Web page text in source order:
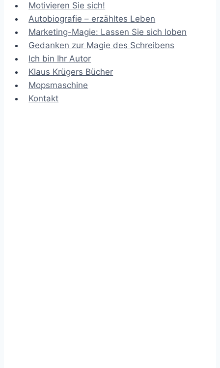
Motivieren Sie sich!
Autobiografie – erzähltes Leben
Marketing-Magie: Lassen Sie sich loben
Gedanken zur Magie des Schreibens
Ich bin Ihr Autor
Klaus Krügers Bücher
Mopsmaschine
Kontakt